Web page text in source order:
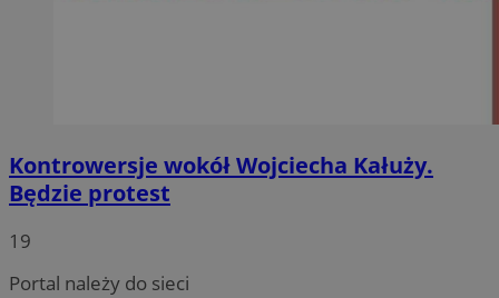
Kontrowersje wokół Wojciecha Kałuży.
Będzie protest
19
Portal należy do sieci